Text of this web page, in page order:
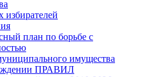
избирателей
план по борьбе с
имущества
ПРАВИЛ